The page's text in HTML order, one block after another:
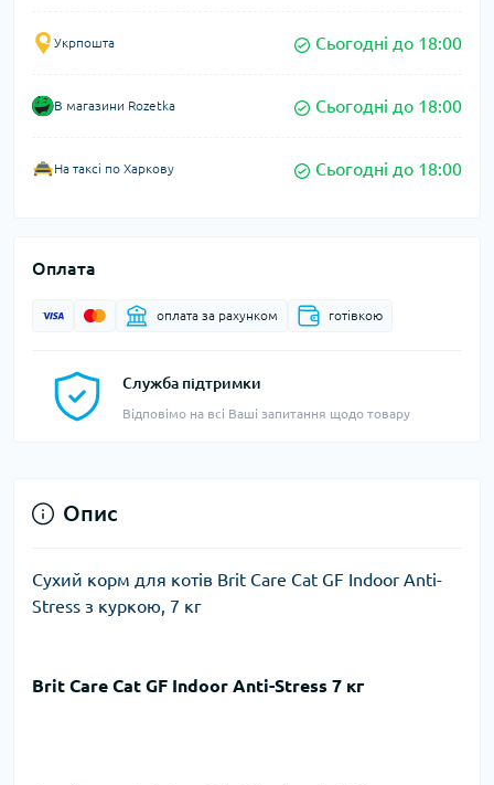
Укрпошта Сьогодні до 18:00
В магазини Rozetka Сьогодні до 18:00
На таксі по Харкову Сьогодні до 18:00
Оплата
оплата за рахунком готівкою
Служба підтримки
Відповімо на всі Ваші запитання щодо товару
Опис
Сухий корм для котів Brit Care Cat GF Indoor Anti-
Stress з куркою, 7 кг
Brit Care Cat GF Indoor Anti-Stress 7 кг